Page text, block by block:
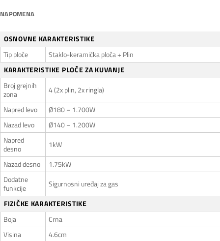
NAPOMENA
OSNOVNE KARAKTERISTIKE
Tip ploče
Staklo-keramička ploča + Plin
KARAKTERISTIKE PLOČE ZA KUVANJE
Broj grejnih
zona
4 (2x plin, 2x ringla)
Napred levo
Ø180 – 1.700W
Nazad levo
Ø140 – 1.200W
Napred
desno
1kW
Nazad desno
1.75kW
Dodatne
funkcije
Sigurnosni uređaj za gas
FIZIČKE KARAKTERISTIKE
Boja
Crna
Visina
4.6cm